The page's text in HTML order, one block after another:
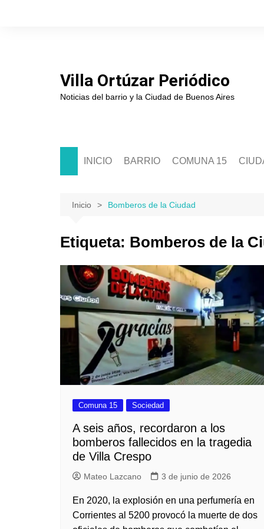
Villa Ortúzar Periódico
Noticias del barrio y la Ciudad de Buenos Aires
INICIO BARRIO
Junta de Estudios Históricos
Escuelas
Clubes
Iglesias
COMUNA 15
Junta Comunal 15
Inicio Bomberos de la Ciudad
Etiqueta: Bomberos de la
Comuna 15 Sociedad
A seis años, recordaron a los
bomberos fallecidos en la tragedia
de Villa Crespo
Mateo Lazcano 3 de junio de 2026
En 2020, la explosión en una perfumería en
Corrientes al 5200 provocó la muerte de dos